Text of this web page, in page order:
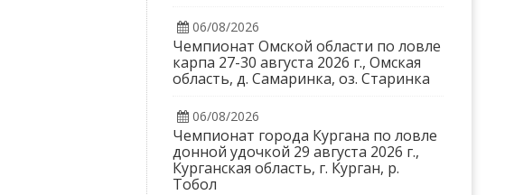
06/08/2026
Чемпионат Омской области по ловле
карпа 27-30 августа 2026 г., Омская
область, д. Самаринка, оз. Старинка
06/08/2026
Чемпионат города Кургана по ловле
донной удочкой 29 августа 2026 г.,
Курганская область, г. Курган, р.
Тобол